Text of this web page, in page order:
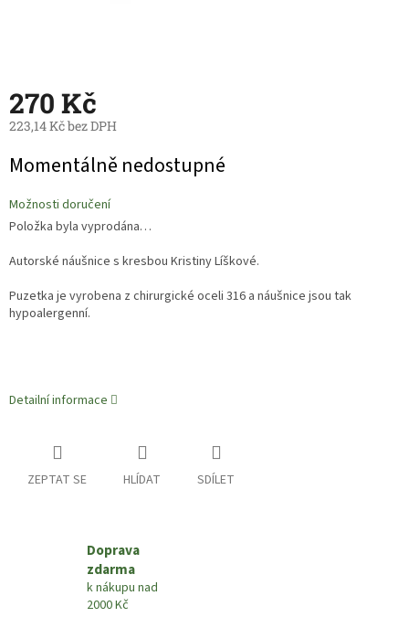
270 Kč
223,14 Kč bez DPH
cena:
Momentálně nedostupné
Možnosti doručení
Položka byla vyprodána…
Autorské náušnice s kresbou Kristiny Líškové.
Puzetka je vyrobena z chirurgické oceli 316 a náušnice jsou tak
hypoalergenní.
Detailní informace
ZEPTAT SE HLÍDAT SDÍLET
Doprava
zdarma
k nákupu nad
2000 Kč